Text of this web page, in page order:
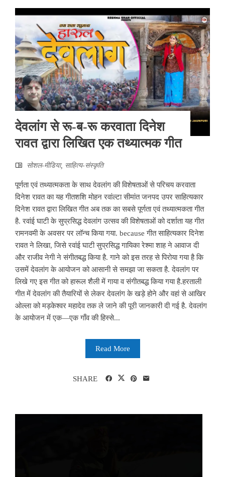
देवलांग से रू-ब-रू करवाता दिनेश
रावत द्वारा लिखित एक तथ्यात्मक गीत
सोशल-मीडिया, साहित्‍य-संस्कृति
पूर्णता एवं तथ्यात्मकता के साथ देवलांग की विशेषताओं से परिचय करवाता
दिनेश रावत का यह गीतशशि मोहन रवांल्टा सीमांत जनपद उपर साहित्यकार
दिनेश रावत द्वारा लिखित गीत अब तक का सबसे पूर्णता एवं तथ्यात्मकता गीत
है. रवांई घाटी के सुप्रसिद्ध देवलांग उत्सव की विशेषताओं को दर्शाता यह गीत
रामनवमी के अवसर पर लॉन्च किया गया. because गीत साहित्यकार दिनेश
रावत ने लिखा, जिसे रवांई घाटी सुप्रसिद्ध गायिका रेश्मा शाह ने आवाज दी
और राजीव नेगी ने संगीतबद्ध किया है. गाने को इस तरह से पिरोया गया है कि
उसमें देवलांग के आयोजन को आसानी से समझा जा सकता है. देवलांग पर
लिखे गए इस गीत को हारूल शैली में गाया व संगीतबद्ध किया गया है.हरताली
गीत में देवलांग की तैयारियों से लेकर देवलांग के खड़े होने और वहां से आखिर
ओल्ला को मड़केश्वर महादेव तक ले जाने की पूरी जानकारी दी गई है. देवलांग
के आयोजन में एक—एक गाँव की हिस्से...
Read More
SHARE